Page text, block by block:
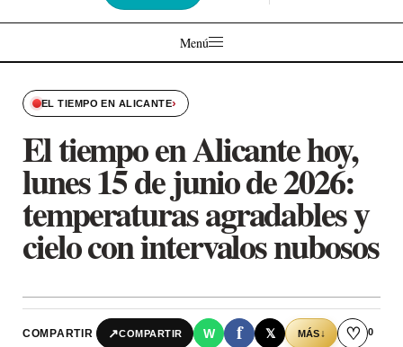
Menú
EL TIEMPO EN ALICANTE›
El tiempo en Alicante hoy,
lunes 15 de junio de 2026:
temperaturas agradables y
cielo con intervalos nubosos
COMPARTIR ↗COMPARTIR W f 𝕏 MÁS↓ ♡ 0